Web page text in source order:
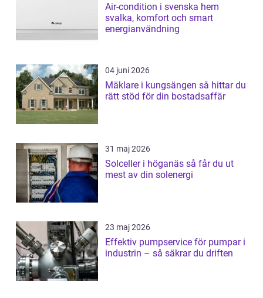
Air-condition i svenska hem
svalka, komfort och smart
energianvändning
04 juni 2026
Mäklare i kungsängen så hittar du
rätt stöd för din bostadsaffär
31 maj 2026
Solceller i höganäs så får du ut
mest av din solenergi
23 maj 2026
Effektiv pumpservice för pumpar i
industrin – så säkrar du driften